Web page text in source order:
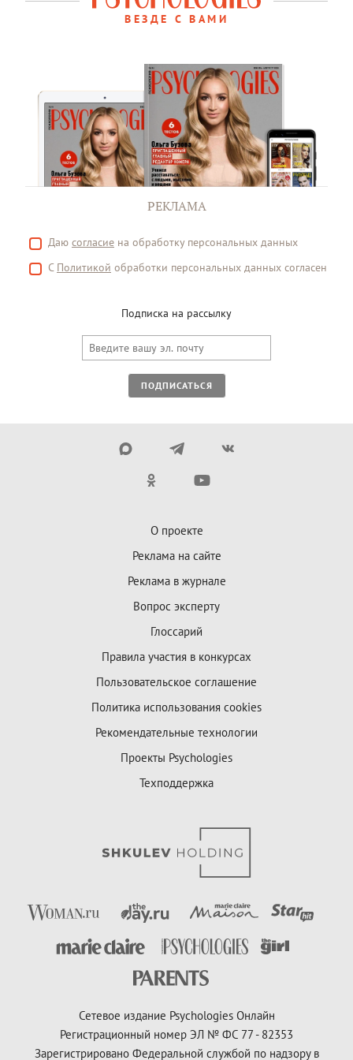
ВЕЗДЕ С ВАМИ
РЕКЛАМА
Даю согласие на обработку персональных данных
С Политикой обработки персональных данных согласен
Подписка на рассылку
ПОДПИСАТЬСЯ
О проекте
Реклама на сайте
Реклама в журнале
Вопрос эксперту
Глоссарий
Правила участия в конкурсах
Пользовательское соглашение
Политика использования cookies
Рекомендательные технологии
Проекты Psychologies
Техподдержка
Сетевое издание Psychologies Онлайн
Регистрационный номер ЭЛ № ФС 77 - 82353
Зарегистрировано Федеральной службой по надзору в